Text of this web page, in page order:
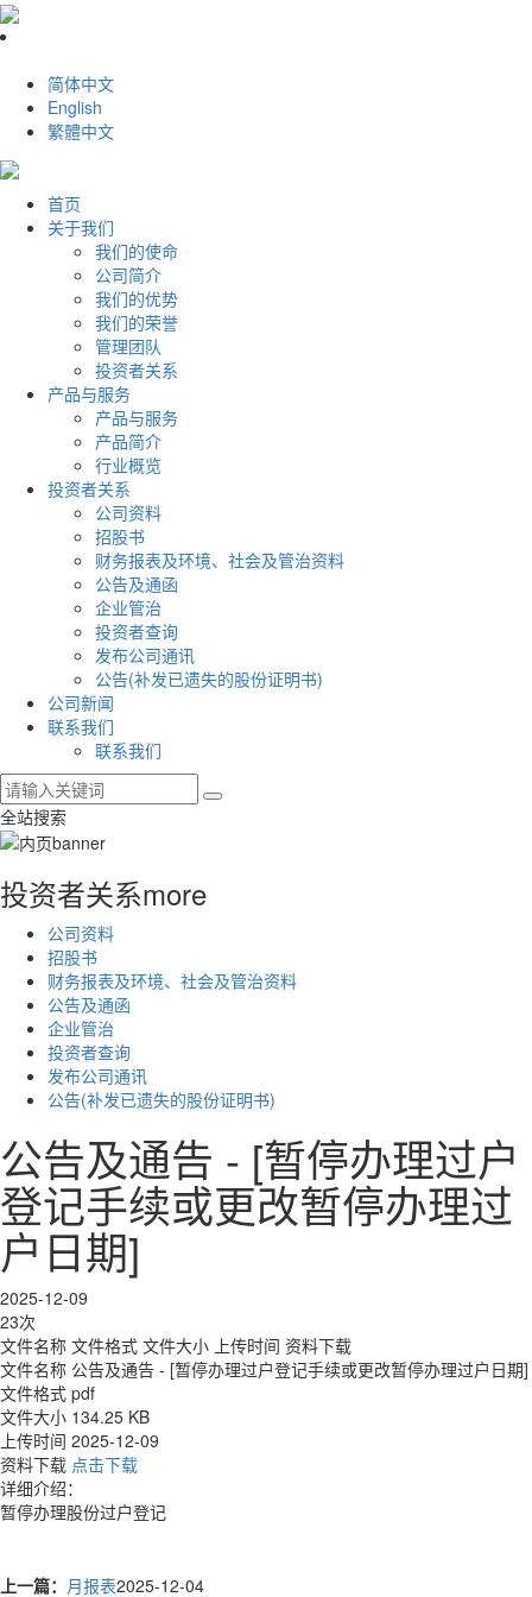
简体中文
English
繁體中文
首页
关于我们
我们的使命
公司简介
我们的优势
我们的荣誉
管理团队
投资者关系
产品与服务
产品与服务
产品简介
行业概览
投资者关系
公司资料
招股书
财务报表及环境、社会及管治资料
公告及通函
企业管治
投资者查询
发布公司通讯
公告(补发已遗失的股份证明书)
公司新闻
联系我们
联系我们
全站搜索
投资者关系more
公司资料
招股书
财务报表及环境、社会及管治资料
公告及通函
企业管治
投资者查询
发布公司通讯
公告(补发已遗失的股份证明书)
公告及通告 - [暂停办理过户
登记手续或更改暂停办理过
户日期]
2025-12-09
23次
文件名称 文件格式 文件大小 上传时间 资料下载
文件名称 公告及通告 - [暂停办理过户登记手续或更改暂停办理过户日期]
文件格式 pdf
文件大小 134.25 KB
上传时间 2025-12-09
资料下载 点击下载
详细介绍：
暂停办理股份过户登记
上一篇： 月报表2025-12-04